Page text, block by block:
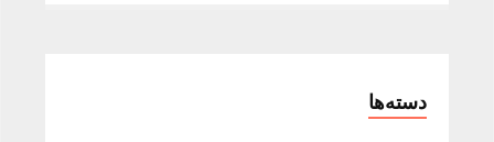
دسته‌ها